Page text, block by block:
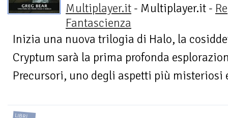
Multiplayer.it - Multiplayer.it -
Fantascienza
Inizia una nuova trilogia di Halo, la
Cryptum sarà la prima profonda
Precursori, uno degli aspetti più misteriosi
LIBRI